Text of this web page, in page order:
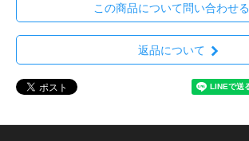
この商品について問い合わせる
返品について